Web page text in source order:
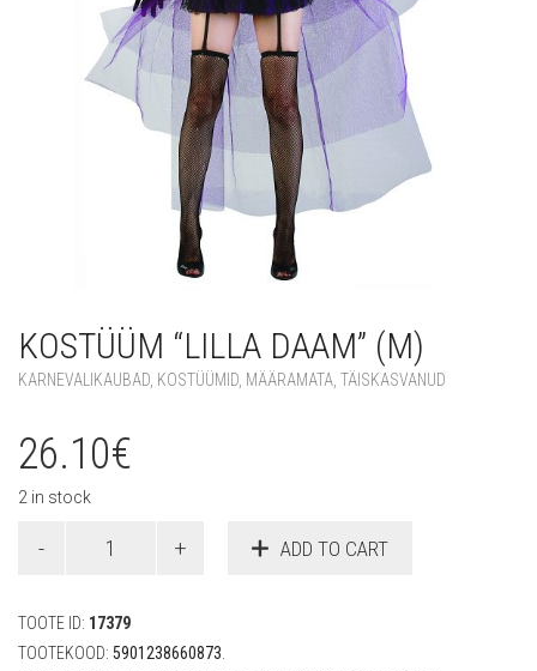
KOSTÜÜM “LILLA DAAM” (M)
KARNEVALIKAUBAD KOSTÜÜMID MÄÄRAMATA TÄISKASVANUD
26.10€
2 in stock
"Lilla
quantity
ADD TO CART
TOOTE ID: 17379
TOOTEKOOD: 5901238660873